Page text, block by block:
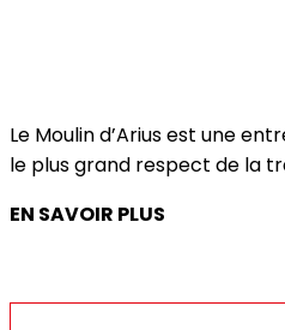
Le Moulin d’Arius est une
le plus grand respect de la
EN SAVOIR PLUS